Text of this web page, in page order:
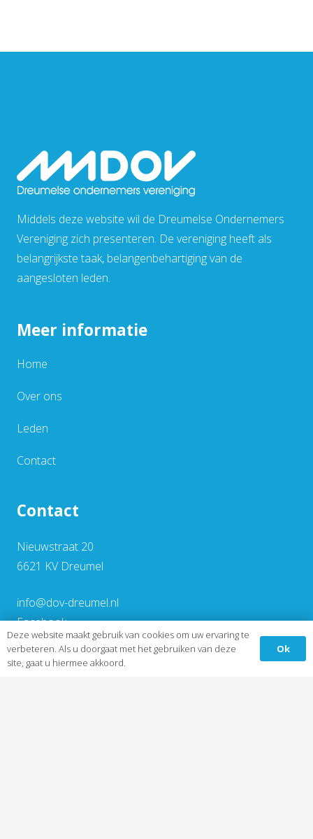
Middels deze website wil de Dreumelse Ondernemers
Vereniging zich presenteren. De vereniging heeft als
belangrijkste taak, belangenbehartiging van de
aangesloten leden.
Meer informatie
Home
Over ons
Leden
Contact
Contact
Nieuwstraat 20
6621 KV Dreumel
info@dov-dreumel.nl
Facebook
Deze website maakt gebruik van cookies om uw ervaring te
verbeteren. Als u doorgaat met het gebruiken van deze
site, gaat u hiermee akkoord.
Ok